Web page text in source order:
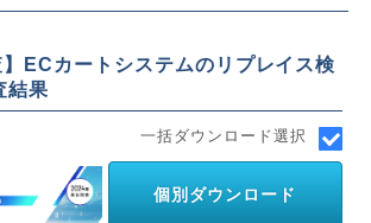
】ECカートシステムのリプレイス検
結果
一括ダウンロード選択
個別ダウンロード